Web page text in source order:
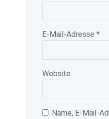
E-Mail-Adresse *
Website
Name, E-Mail-